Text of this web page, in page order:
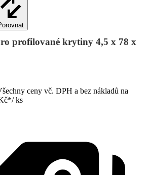
profilované krytiny 4,5 x 78 x
ceny vč. DPH a bez nákladů na
*/ ks